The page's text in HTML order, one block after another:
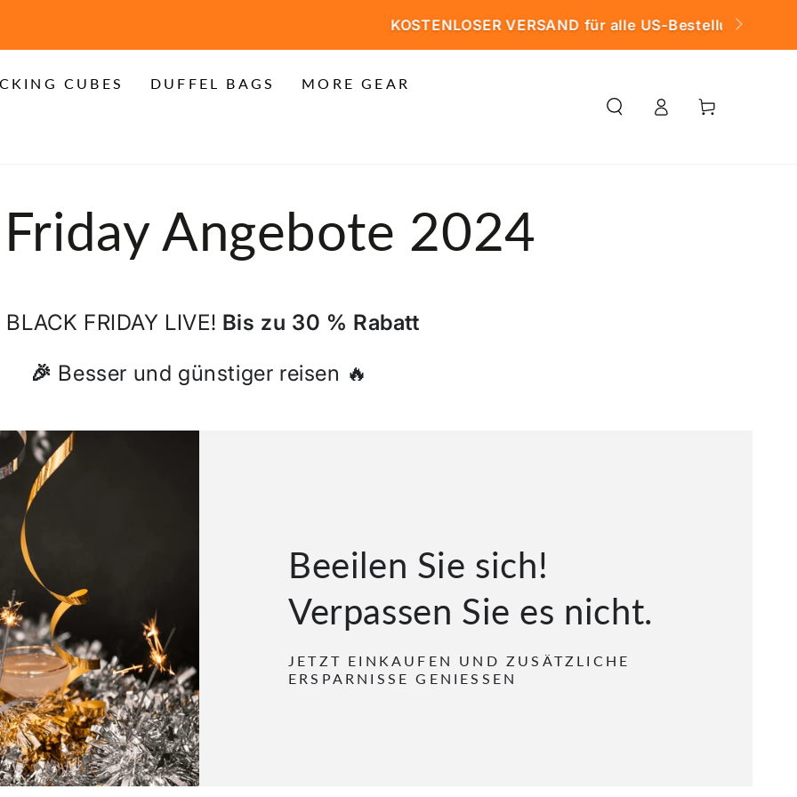
VERSAND für alle US-Bestellungen über 20 $
CUBES DUFFEL BAGS MORE GEAR
EinloggenWarenkorb
Angebote 2024
BLACK FRIDAY LIVE! Bis zu 30 % Rabatt
🎉 Besser und günstiger reisen 🔥
Beeilen Sie sich!
Verpassen Sie es nicht.
JETZT EINKAUFEN UND ZUSÄTZLICHE
ERSPARNISSE GENIESSEN